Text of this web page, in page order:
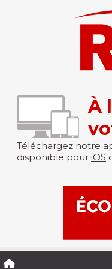
À
Téléchargez notre
disponible pour iOS